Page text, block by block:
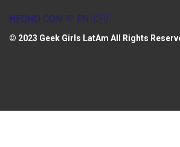
HECHO CON 💜 EN 🇨🇴
© 2023 Geek Girls LatAm All Rights